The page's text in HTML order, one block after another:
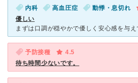
内科 高血圧症 動悸・息切れ
優しい
予防接種
4.5
待ち時間少ないです。